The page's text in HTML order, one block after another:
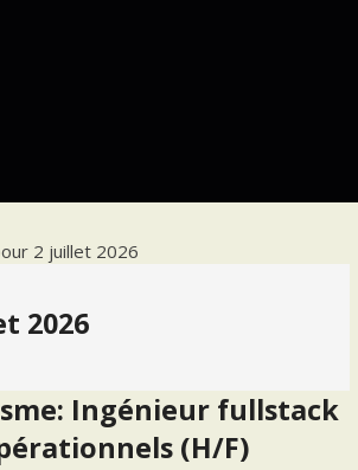
2 juillet 2026
2026
Ingénieur fullstack
(H/F)